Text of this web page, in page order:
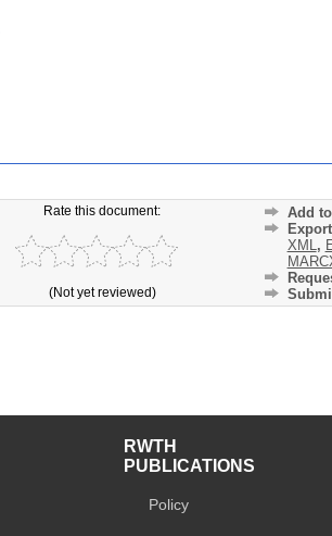
Rate this document:
(Not yet reviewed)
Add
XML ,
RWTH
PUBLICATIONS
Policy